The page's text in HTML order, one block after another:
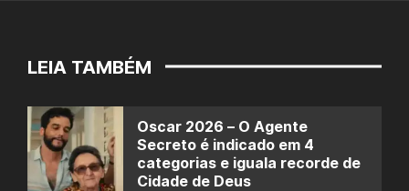
LEIA TAMBÉM
Oscar 2026 – O Agente
Secreto é indicado em 4
categorias e iguala recorde de
Cidade de Deus